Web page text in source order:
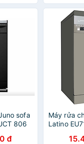
sofa
806
đ
Máy rửa
Latino